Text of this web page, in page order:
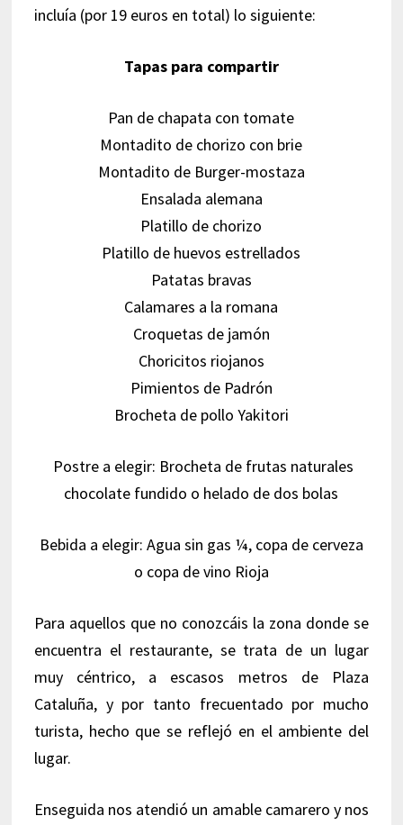
incluía (por 19 euros en total) lo siguiente:
Tapas para compartir
Pan de chapata con tomate
Montadito de chorizo con brie
Montadito de Burger-mostaza
Ensalada alemana
Platillo de chorizo
Platillo de huevos estrellados
Patatas bravas
Calamares a la romana
Croquetas de jamón
Choricitos riojanos
Pimientos de Padrón
Brocheta de pollo Yakitori
Postre a elegir: Brocheta de frutas naturales
chocolate fundido o helado de dos bolas
Bebida a elegir: Agua sin gas ¼, copa de cerveza
o copa de vino Rioja
Para aquellos que no conozcáis la zona donde se
encuentra el restaurante, se trata de un lugar
muy céntrico, a escasos metros de Plaza
Cataluña, y por tanto frecuentado por mucho
turista, hecho que se reflejó en el ambiente del
lugar.
Enseguida nos atendió un amable camarero y nos